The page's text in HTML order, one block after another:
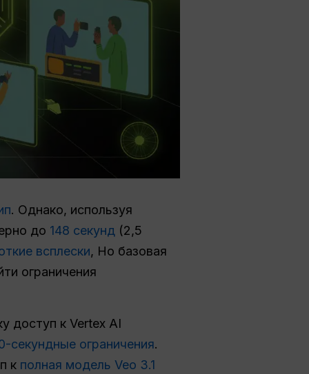
. Однако, используя
до 148 секунд (2,5
всплески, Но базовая
ограничения
доступ к Vertex AI
секундные ограничения.
к полная модель Veo 3.1